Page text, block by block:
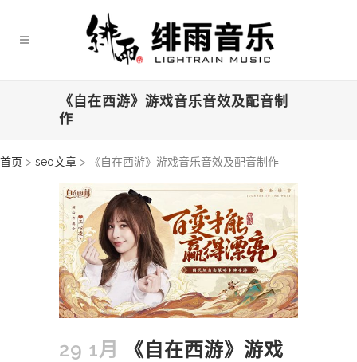
《自在西游》游戏音乐音效及配音制
作
首页 > seo文章 > 《自在西游》游戏音乐音效及配音制作
29 1月
《自在西游》游戏